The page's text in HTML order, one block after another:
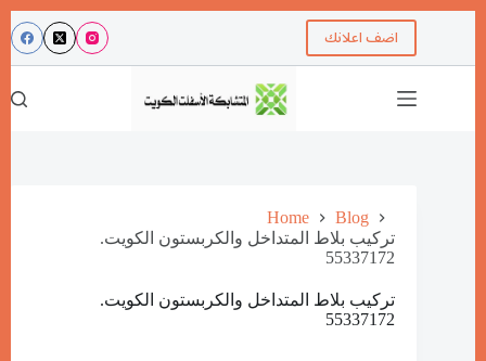
اضف اعلانك
Home
Blog
تركيب بلاط المتداخل والكربستون الكويت.
55337172
تركيب بلاط المتداخل والكربستون الكويت.
55337172